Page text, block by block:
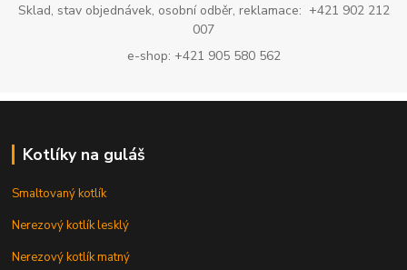
Sklad, stav objednávek, osobní odběr, reklamace: +421 902 212
007
e-shop: +421 905 580 562
Kotlíky na guláš
Smaltovaný kotlík
Nerezový kotlík lesklý
Nerezový kotlík matný